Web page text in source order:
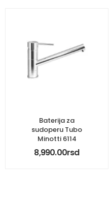
Baterija za
sudoperu Tubo
Minotti 6114
8,990.00rsd